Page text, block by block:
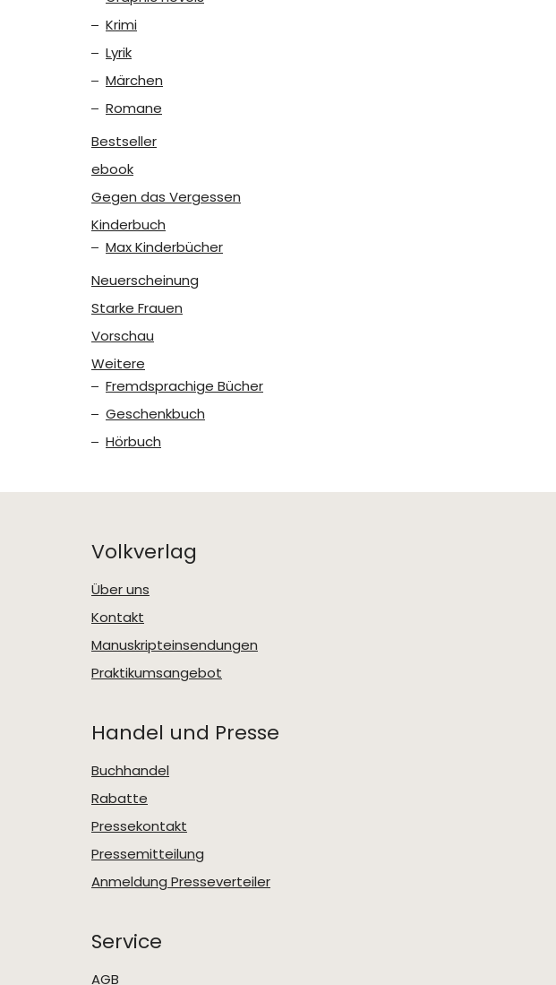
Krimi
Lyrik
Märchen
Romane
Bestseller
ebook
Gegen das Vergessen
Kinderbuch
Max Kinderbücher
Neuerscheinung
Starke Frauen
Vorschau
Weitere
Fremdsprachige Bücher
Geschenkbuch
Hörbuch
Volkverlag
Über uns
Kontakt
Manuskripteinsendungen
Praktikumsangebot
Handel und Presse
Buchhandel
Rabatte
Pressekontakt
Pressemitteilung
Anmeldung Presseverteiler
Service
AGB